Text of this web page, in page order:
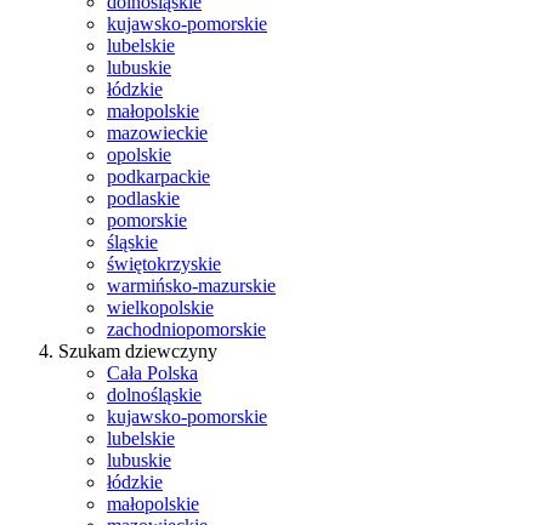
kujawsko-pomorskie
lubelskie
lubuskie
łódzkie
małopolskie
mazowieckie
opolskie
podkarpackie
podlaskie
pomorskie
śląskie
świętokrzyskie
warmińsko-mazurskie
wielkopolskie
zachodniopomorskie
Szukam dziewczyny
Cała Polska
dolnośląskie
kujawsko-pomorskie
lubelskie
lubuskie
łódzkie
małopolskie